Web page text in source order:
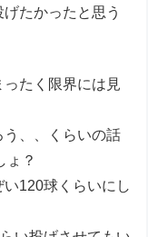
たかったと思う
たく限界には見
う、、くらいの話
ょ？
120球くらいにし